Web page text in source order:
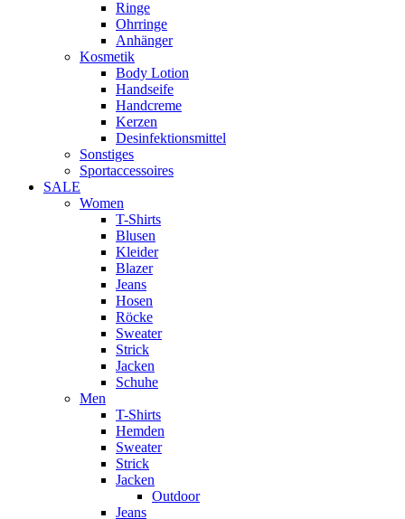
Ringe
Ohrringe
Anhänger
Kosmetik
Body Lotion
Handseife
Handcreme
Kerzen
Desinfektionsmittel
Sonstiges
Sportaccessoires
SALE
Women
T-Shirts
Blusen
Kleider
Blazer
Jeans
Hosen
Röcke
Sweater
Strick
Jacken
Schuhe
Men
T-Shirts
Hemden
Sweater
Strick
Jacken
Outdoor
Jeans